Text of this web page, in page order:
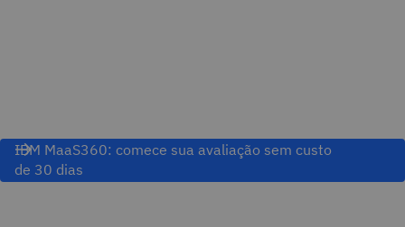
IBM MaaS360: comece sua avaliação sem custo
de 30 dias